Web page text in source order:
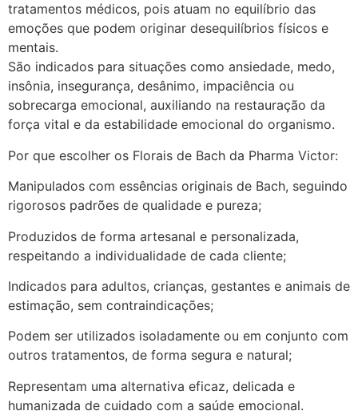
tratamentos médicos, pois atuam no equilíbrio das
emoções que podem originar desequilíbrios físicos e
mentais.
São indicados para situações como ansiedade, medo,
insônia, insegurança, desânimo, impaciência ou
sobrecarga emocional, auxiliando na restauração da
força vital e da estabilidade emocional do organismo.
Por que escolher os Florais de Bach da Pharma Victor:
Manipulados com essências originais de Bach, seguindo
rigorosos padrões de qualidade e pureza;
Produzidos de forma artesanal e personalizada,
respeitando a individualidade de cada cliente;
Indicados para adultos, crianças, gestantes e animais de
estimação, sem contraindicações;
Podem ser utilizados isoladamente ou em conjunto com
outros tratamentos, de forma segura e natural;
Representam uma alternativa eficaz, delicada e
humanizada de cuidado com a saúde emocional.